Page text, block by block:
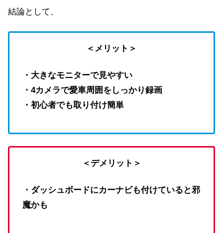
結論として、
＜メリット＞
・大きなモニターで見やすい
・4カメラで愛車周囲をしっかり録画
・初心者でも取り付け簡単
＜デメリット＞
・ダッシュボードにカーナビも付けていると邪
魔かも